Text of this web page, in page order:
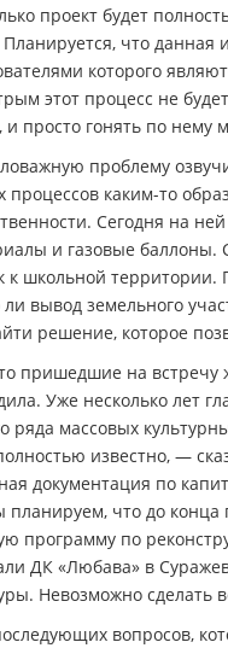
проект будет
что данная
которого
этот процесс не
и просто гонять по
проблему
процессов каким-то
Сегодня на
и газовые баллоны.
школьной территории.
ли вывод земельного
решение, которое
пришедшие на
Уже несколько лет
ряда массовых
известно, —
документация по
планируем, что до конца
программу по
ДК «Любава» в
Невозможно сделать
вопросов,